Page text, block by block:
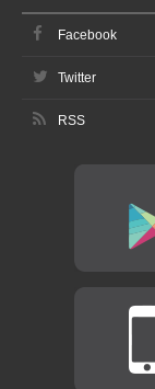
Facebook
Twitter
RSS